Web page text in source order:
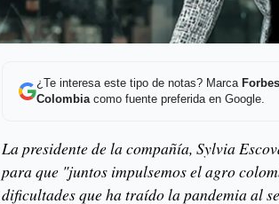
¿Te interesa este tipo de notas? Marca Forbes
Colombiacomo fuente preferida en Google.
La presidente de la compañía, Sylvia
para que "juntos impulsemos el agro
dificultades que ha traído la pandemia al